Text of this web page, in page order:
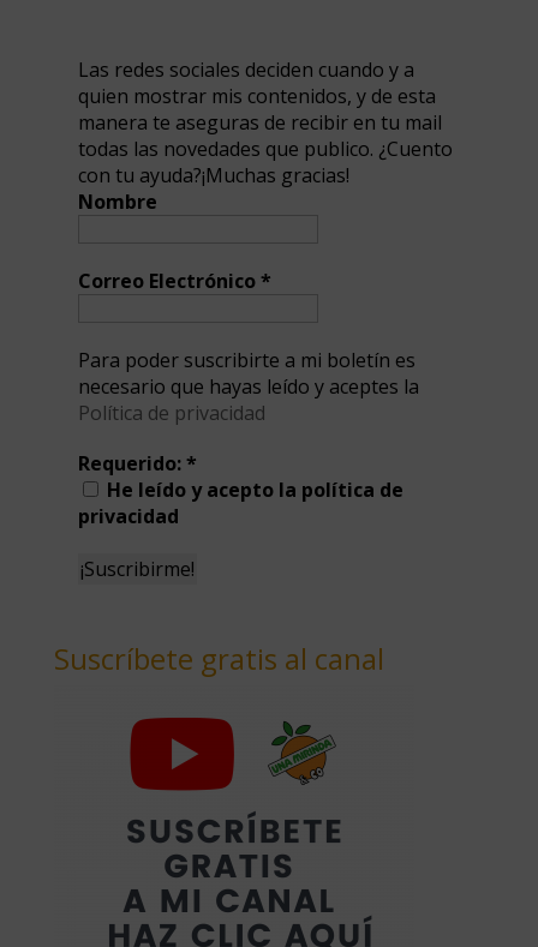
Las redes sociales deciden cuando y a
quien mostrar mis contenidos, y de esta
manera te aseguras de recibir en tu mail
todas las novedades que publico. ¿Cuento
con tu ayuda?¡Muchas gracias!
Nombre
Correo Electrónico*
Para poder suscribirte a mi boletín es
necesario que hayas leído y aceptes la
Política de privacidad
Requerido:*
He leído y acepto la política de
privacidad
Suscríbete gratis al canal